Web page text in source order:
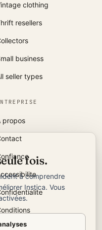
clothing
resellers
business
seller types
propos
fois.
à comprendre
Instica. Vous